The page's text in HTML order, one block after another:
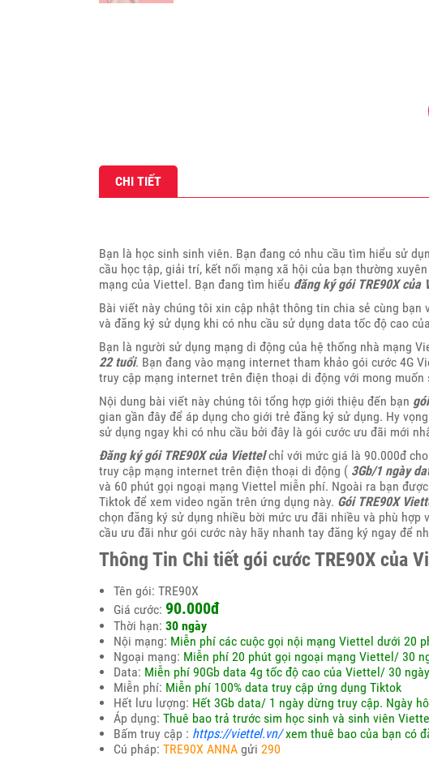
CHI TIẾT
Bạn là học sinh sinh viên. Bạn đang có nhu cầu tìm hiểu sử
cầu học tập, giải trí, kết nối mạng xã hội của bạn thường
mạng của Viettel. Bạn đang tìm hiểu đăng ký gói TRE90X của
Bài viết này chúng tôi xin cập nhật thông tin chia sẻ cùng bạn
và đăng ký sử dụng khi có nhu cầu sử dụng data tốc độ cao
Bạn là người sử dụng mạng di động của hệ thống nhà mạng
22 tuổi. Bạn đang vào mạng internet tham khảo gói cước 4G
truy cập mạng internet trên điện thoại di động với mong
Nội dung bài viết này chúng tôi tổng hợp giới thiệu đến bạn
gian gần đây để áp dụng cho giới trẻ đăng ký sử dụng. Hy
sử dụng ngay khi có nhu cầu bởi đây là gói cước ưu đãi mới
Đăng ký gói TRE90X của Viettelchỉ với mức giá là 90.000đ
truy cập mạng internet trên điện thoại di động ( 3Gb/1 ngày
và 60 phút gọi ngoại mạng Viettel miễn phí. Ngoài ra bạn
Tiktok để xem video ngăn trên ứng dụng này. Gói TRE90X
chọn đăng ký sử dụng nhiều bời mức ưu đãi nhiều và phù
cầu ưu đãi như gói cước này hãy nhanh tay đăng ký ngay để
Thông Tin Chi tiết gói cước TRE90X của
Tên gói: TRE90X
Giá cước: 90.000đ
Thời hạn: 30 ngày
Nội mạng: Miễn phí các cuộc gọi nội mạng Viettel dưới 20
Ngoại mạng: Miễn phí 20 phút gọi ngoại mạng Viettel/ 30
Data: Miễn phí 90Gb data 4g tốc độ cao của Viettel/ 30
Miễn phí: Miễn phí 100% data truy cập ứng dụng Tiktok
Hết lưu lượng: Hết 3Gb data/ 1 ngày dừng truy cập. Ngày
Áp dụng: Thuê bao trả trước sim học sinh và sinh viên
Bấm truy cập : https://viettel.vn/ xem thuê bao của bạn có
Cú pháp: TRE90X ANNA gửi 290